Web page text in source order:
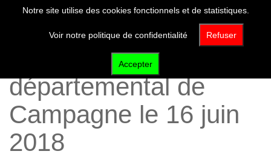
Les JNA au domaine
départemental de
Campagne le 16 juin
2018
Notre site utilise des cookies fonctionnels et de statistiques.
Voir notre politique de confidentialité Refuser
Accepter